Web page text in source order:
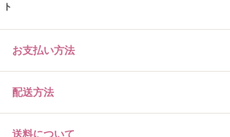
ト
お支払い方法
配送方法
送料について